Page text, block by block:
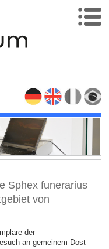
Sphex funerarius
von
der
an gemeinem Dost